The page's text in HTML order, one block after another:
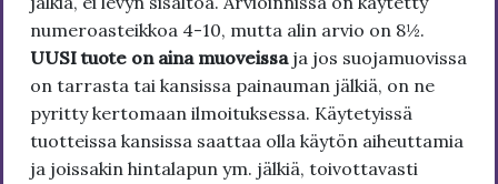
numeroasteikkoa 4-10, mutta alin arvio on 8½.
UUSI tuote on aina muoveissa ja jos suojamuovissa
on tarrasta tai kansissa painauman jälkiä, on ne
pyritty kertomaan ilmoituksessa. Käytetyissä
tuotteissa kansissa saattaa olla käytön aiheuttamia
ja joissakin hintalapun ym. jälkiä, toivottavasti